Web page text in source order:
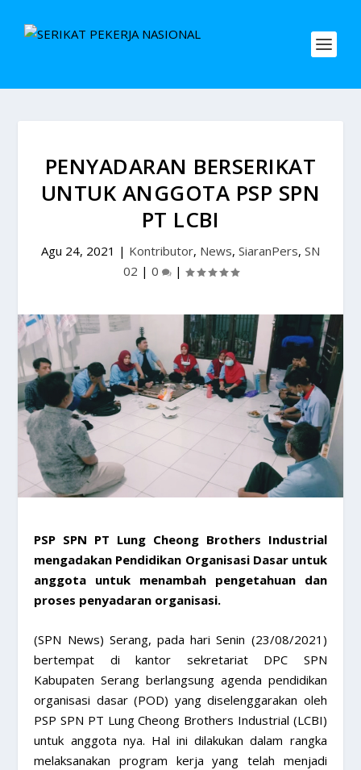
PENYADARAN BERSERIKAT
UNTUK ANGGOTA PSP SPN
PT LCBI
Agu 24, 2021 | Kontributor, News, SiaranPers, SN
02 | 0 |
PSP SPN PT Lung Cheong Brothers Industrial
mengadakan Pendidikan Organisasi Dasar untuk
anggota untuk menambah pengetahuan dan
proses penyadaran organisasi.
(SPN News) Serang, pada hari Senin (23/08/2021)
bertempat di kantor sekretariat DPC SPN
Kabupaten Serang berlangsung agenda pendidikan
organisasi dasar (POD) yang diselenggarakan oleh
PSP SPN PT Lung Cheong Brothers Industrial (LCBI)
untuk anggota nya. Hal ini dilakukan dalam rangka
melaksanakan program kerja yang telah menjadi